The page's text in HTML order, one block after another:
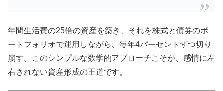
年間生活費の25倍の資産を築き、それを株式と債券のポ
ートフォリオで運用しながら、毎年4パーセントずつ切り
崩す。このシンプルな数学的アプローチこそが、感情に左
右されない資産形成の王道です。